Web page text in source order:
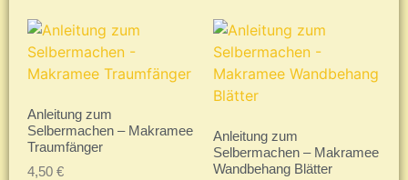
Anleitung zum
Selbermachen – Makramee
Traumfänger
4,50 €
Anleitung zum
Selbermachen – Makramee
Wandbehang Blätter